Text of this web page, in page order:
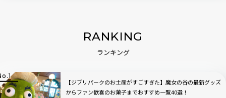
RANKING
ランキング
【ジブリパークのお土産がすごすぎた】魔女の谷の最新グッズ
からファン歓喜のお菓子までおすすめ一覧40選！